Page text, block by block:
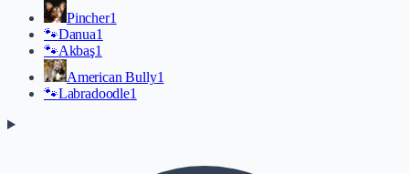
Pincher1
🐾Danua1
🐾Akbaş1
American Bully1
🐾Labradoodle1